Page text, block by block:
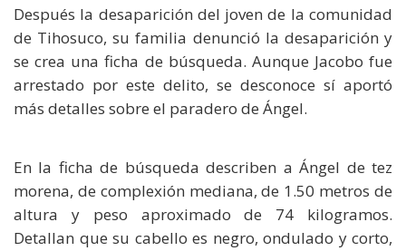
Después la desaparición del joven de la comunidad
de Tihosuco, su familia denunció la desaparición y
se crea una ficha de búsqueda. Aunque Jacobo fue
arrestado por este delito, se desconoce sí aportó
más detalles sobre el paradero de Ángel.
En la ficha de búsqueda describen a Ángel de tez
morena, de complexión mediana, de 1.50 metros de
altura y peso aproximado de 74 kilogramos.
Detallan que su cabello es negro, ondulado y corto,